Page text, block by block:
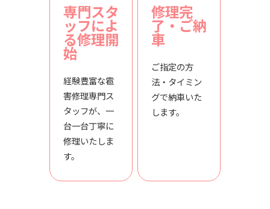
専門スタ
ッフによ
る修理開
始
経験豊富な雹
害修理専門ス
タッフが、一
台一台丁寧に
修理いたしま
す。
修理完
了・ご納
車
ご指定の方
法・タイミン
グで納車いた
します。